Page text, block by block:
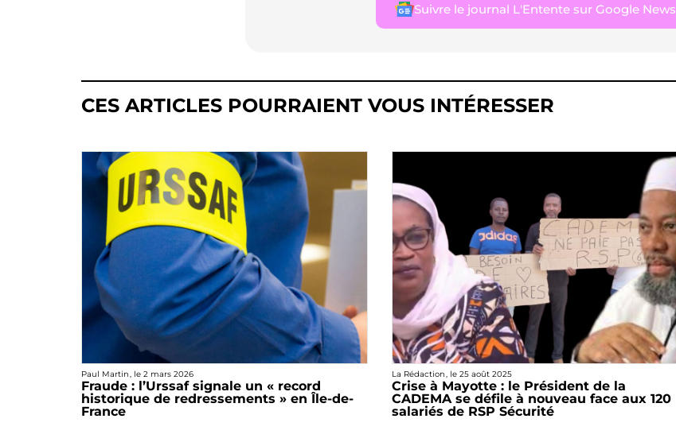
Suivre le journal L'Entente sur Google News
CES ARTICLES POURRAIENT VOUS INTÉRESSER
Paul Martin, le 2 mars 2026
Fraude : l’Urssaf signale un « record
historique de redressements » en Île-de-
France
La Rédaction, le 25 août 2025
Crise à Mayotte : le Président de la
CADEMA se défile à nouveau face aux 120
salariés de RSP Sécurité